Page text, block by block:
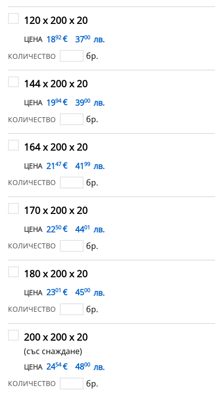
120 х 200 х 20
ЦЕНА 1892 € 3700 лв.
КОЛИЧЕСТВО бр.
144 х 200 х 20
ЦЕНА 1994 € 3900 лв.
КОЛИЧЕСТВО бр.
164 х 200 х 20
ЦЕНА 2147 € 4199 лв.
КОЛИЧЕСТВО бр.
170 х 200 х 20
ЦЕНА 2250 € 4401 лв.
КОЛИЧЕСТВО бр.
180 х 200 х 20
ЦЕНА 2301 € 4500 лв.
КОЛИЧЕСТВО бр.
200 х 200 х 20
(със снаждане)
ЦЕНА 2454 € 4800 лв.
КОЛИЧЕСТВО бр.